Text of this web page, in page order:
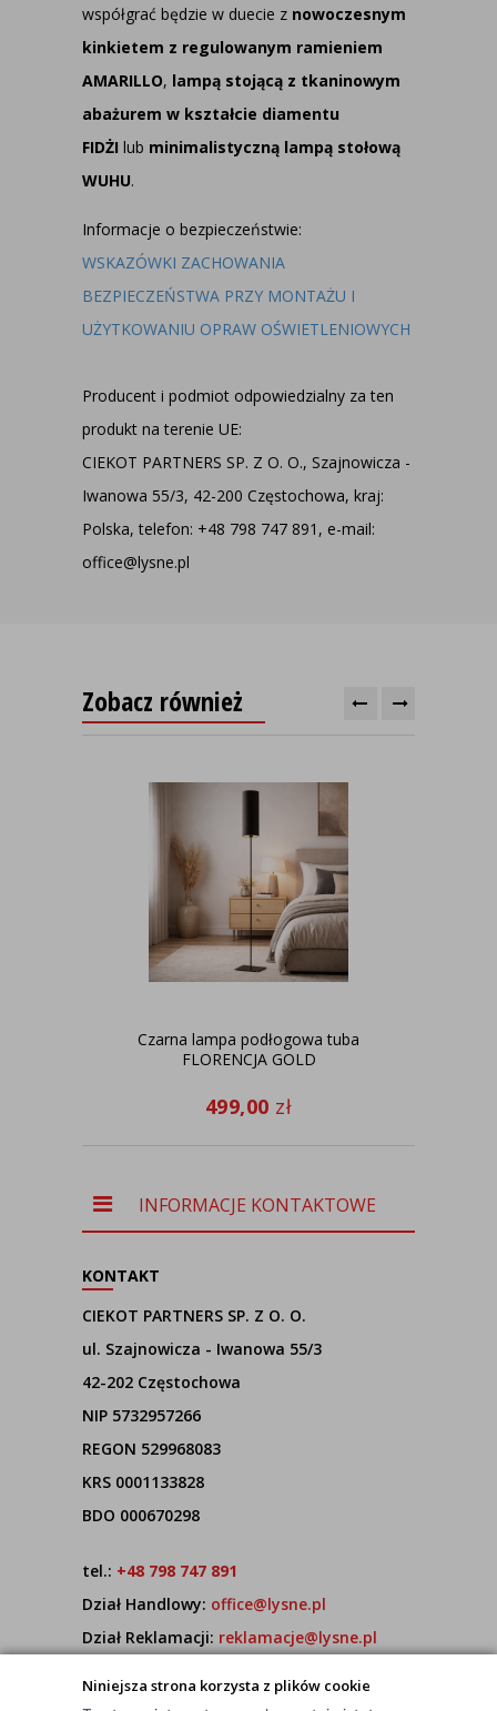
Niniejsza strona korzysta z plików cookie
współgrać będzie w duecie z nowoczesnym
kinkietem z regulowanym ramieniem
AMARILLO, lampą stojącą z tkaninowym
abażurem w kształcie diamentu
FIDŻI lub minimalistyczną lampą stołową
WUHU.
Informacje o bezpieczeństwie:
WSKAZÓWKI ZACHOWANIA
BEZPIECZEŃSTWA PRZY MONTAŻU I
UŻYTKOWANIU OPRAW OŚWIETLENIOWYCH
Producent i podmiot odpowiedzialny za ten
produkt na terenie UE:
CIEKOT PARTNERS SP. Z O. O., Szajnowicza -
Iwanowa 55/3, 42-200 Częstochowa, kraj:
Polska, telefon: +48 798 747 891, e-mail:
office@lysne.pl
Zobacz również
Czarna lampa podłogowa tuba
FLORENCJA GOLD
499,00 zł
INFORMACJE KONTAKTOWE
KONTAKT
CIEKOT PARTNERS SP. Z O. O.
ul. Szajnowicza - Iwanowa 55/3
42-202 Częstochowa
NIP 5732957266
REGON 529968083
KRS 0001133828
BDO 000670298
tel.: +48 798 747 891
Dział Handlowy: office@lysne.pl
Dział Reklamacji: reklamacje@lysne.pl
7:00 - 15:00